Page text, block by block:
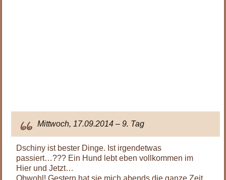
Mittwoch, 17.09.2014 – 9. Tag
Dschiny ist bester Dinge. Ist irgendetwas
passiert…??? Ein Hund lebt eben vollkommen im
Hier und Jetzt…
Obwohl! Gestern hat sie mich abends die ganze Zeit